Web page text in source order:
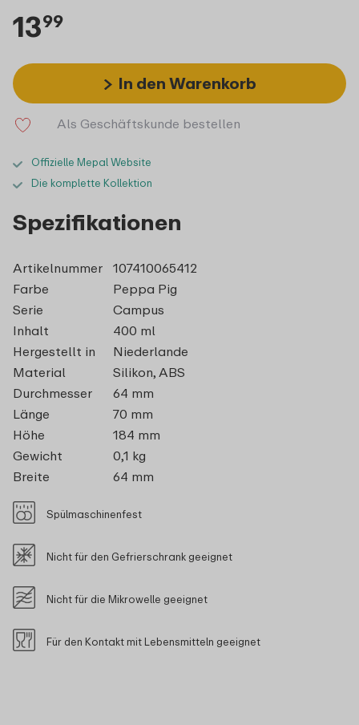
1399
In den Warenkorb
Als Geschäftskunde bestellen
Offizielle Mepal Website
Die komplette Kollektion
Spezifikationen
Artikelnummer
107410065412
Farbe
Peppa Pig
Serie
Campus
Inhalt
400 ml
Hergestellt in
Niederlande
Material
Silikon, ABS
Durchmesser
64 mm
Länge
70 mm
Höhe
184 mm
Gewicht
0,1 kg
Breite
64 mm
Spülmaschinenfest
Nicht für den Gefrierschrank geeignet
Nicht für die Mikrowelle geeignet
Für den Kontakt mit Lebensmitteln geeignet